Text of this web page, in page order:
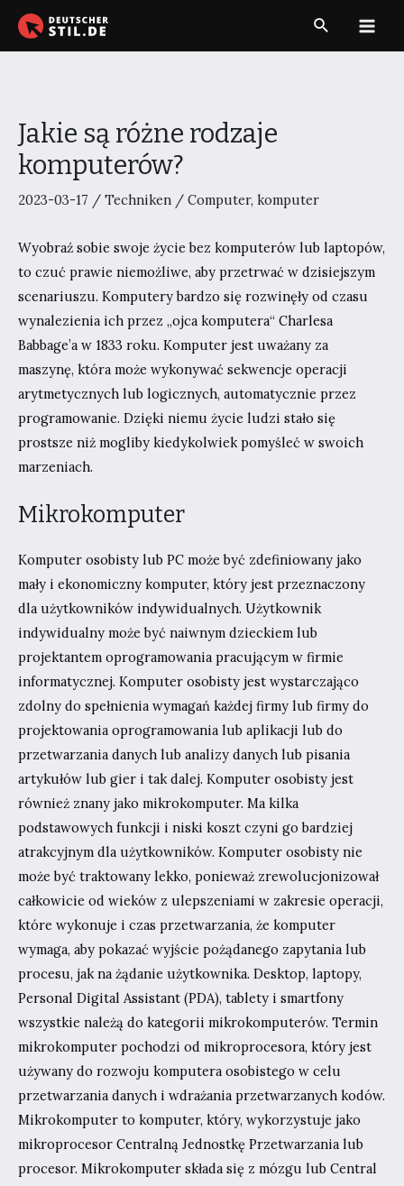
Zum
Inhalt
Suche
Jakie są różne rodzaje
komputerów?
2023-03-17 / Techniken / Computer, komputer
Wyobraź sobie swoje życie bez komputerów lub laptopów,
to czuć prawie niemożliwe, aby przetrwać w dzisiejszym
scenariuszu. Komputery bardzo się rozwinęły od czasu
wynalezienia ich przez „ojca komputera“ Charlesa
Babbage’a w 1833 roku. Komputer jest uważany za
maszynę, która może wykonywać sekwencje operacji
arytmetycznych lub logicznych, automatycznie przez
programowanie. Dzięki niemu życie ludzi stało się
prostsze niż mogliby kiedykolwiek pomyśleć w swoich
marzeniach.
Mikrokomputer
Komputer osobisty lub PC może być zdefiniowany jako
mały i ekonomiczny komputer, który jest przeznaczony
dla użytkowników indywidualnych. Użytkownik
indywidualny może być naiwnym dzieckiem lub
projektantem oprogramowania pracującym w firmie
informatycznej. Komputer osobisty jest wystarczająco
zdolny do spełnienia wymagań każdej firmy lub firmy do
projektowania oprogramowania lub aplikacji lub do
przetwarzania danych lub analizy danych lub pisania
artykułów lub gier i tak dalej. Komputer osobisty jest
również znany jako mikrokomputer. Ma kilka
podstawowych funkcji i niski koszt czyni go bardziej
atrakcyjnym dla użytkowników. Komputer osobisty nie
może być traktowany lekko, ponieważ zrewolucjonizował
całkowicie od wieków z ulepszeniami w zakresie operacji,
które wykonuje i czas przetwarzania, że komputer
wymaga, aby pokazać wyjście pożądanego zapytania lub
procesu, jak na żądanie użytkownika. Desktop, laptopy,
Personal Digital Assistant (PDA), tablety i smartfony
wszystkie należą do kategorii mikrokomputerów. Termin
mikrokomputer pochodzi od mikroprocesora, który jest
używany do rozwoju komputera osobistego w celu
przetwarzania danych i wdrażania przetwarzanych kodów.
Mikrokomputer to komputer, który, wykorzystuje jako
mikroprocesor Centralną Jednostkę Przetwarzania lub
procesor. Mikrokomputer składa się z mózgu lub Central